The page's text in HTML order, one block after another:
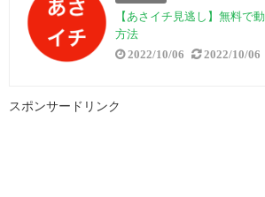
【あさイチ見逃し】無料で
方法
2022/10/06 2022/10/06
スポンサードリンク